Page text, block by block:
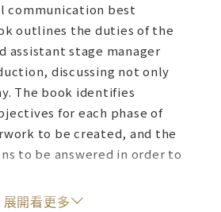
communication best
outlines the duties of the
assistant stage manager
discussing not only
The book identifies
for each phase of
to be created, and the
to be answered in order to
展開看更多